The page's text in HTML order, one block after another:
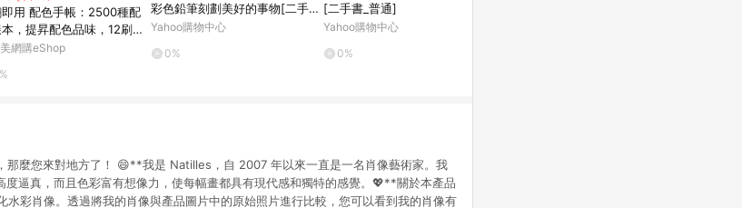
用 配色手帳：2500種配
，提昇配色品味，12刷大
的長銷好書
網購eShop
彩色鉛筆刻劃美好的事物[二手書
_普通]
Yahoo購物中心
0%
[二手書_普通]
Yahoo購物中心
0%
那麼您來對地方了！ 😄**我是 Natilles，自 2007 年以來一直是一名肖像藝術家。我
度逼真，而且色彩富有想像力，使每幅畫都具有現代感和獨特的感覺。💖**關於本產品
彩肖像。透過將我的肖像與產品圖片中的原始照片進行比較，您可以看到我的肖像有